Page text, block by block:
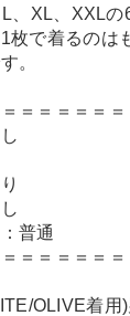
、XL、XXL
枚で着るのは
。
＝＝＝＝＝＝
普通
＝＝＝＝＝＝
OLIVE着用